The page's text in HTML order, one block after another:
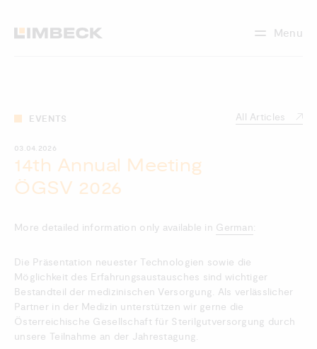
Menu
All Articles
EVENTS
03.04.2026
14th Annual Meeting
ÖGSV 2026
More detailed information only available in German:
Die Präsentation neuester Technologien sowie die
Möglichkeit des Erfahrungsaustausches sind wichtiger
Bestandteil der medizinischen Versorgung. Als verlässlicher
Partner in der Medizin unterstützen wir gerne die
Österreichische Gesellschaft für Sterilgutversorgung durch
unsere Teilnahme an der Jahrestagung.